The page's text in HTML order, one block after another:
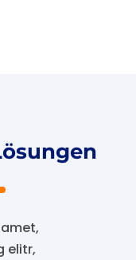
elitr,